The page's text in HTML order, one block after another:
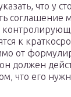
что у
соглашение
к
от
должен
что его